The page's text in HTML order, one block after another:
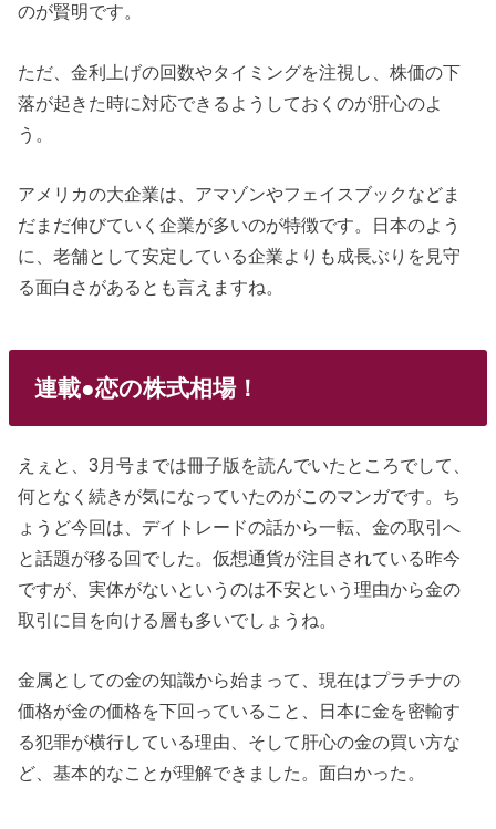
のが賢明です。
ただ、金利上げの回数やタイミングを注視し、株価の下
落が起きた時に対応できるようしておくのが肝心のよ
う。
アメリカの大企業は、アマゾンやフェイスブックなどま
だまだ伸びていく企業が多いのが特徴です。日本のよう
に、老舗として安定している企業よりも成長ぶりを見守
る面白さがあるとも言えますね。
連載●恋の株式相場！
えぇと、3月号までは冊子版を読んでいたところでして、
何となく続きが気になっていたのがこのマンガです。ち
ょうど今回は、デイトレードの話から一転、金の取引へ
と話題が移る回でした。仮想通貨が注目されている昨今
ですが、実体がないというのは不安という理由から金の
取引に目を向ける層も多いでしょうね。
金属としての金の知識から始まって、現在はプラチナの
価格が金の価格を下回っていること、日本に金を密輸す
る犯罪が横行している理由、そして肝心の金の買い方な
ど、基本的なことが理解できました。面白かった。